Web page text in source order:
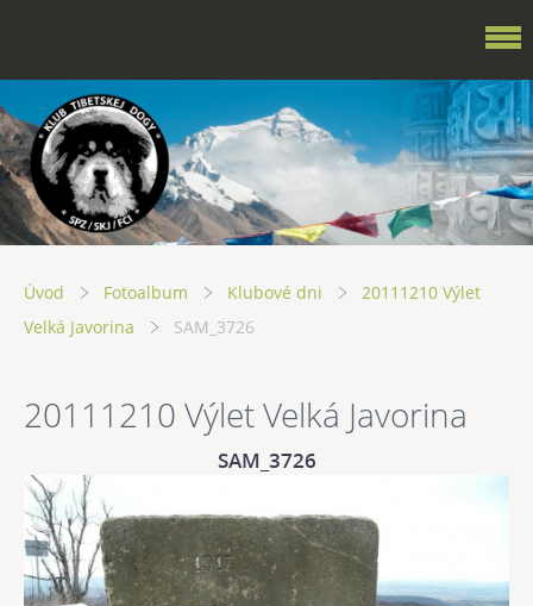
Úvod Fotoalbum Klubové dni
20111210 Výlet
Velká Javorina
SAM_3726
20111210 Výlet Velká Javorina
SAM_3726